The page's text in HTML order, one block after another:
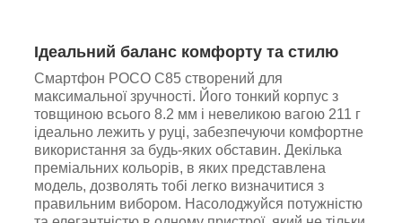
Ідеальний баланс комфорту та стилю
Смартфон POCO C85 створений для
максимальної зручності. Його тонкий корпус з
товщиною всього 8.2 мм і невеликою вагою 211 г
ідеально лежить у руці, забезпечуючи комфортне
використання за будь-яких обставин. Декілька
преміальних кольорів, в яких представлена
модель, дозволять тобі легко визначитися з
правильним вибором. Насолоджуйся потужністю